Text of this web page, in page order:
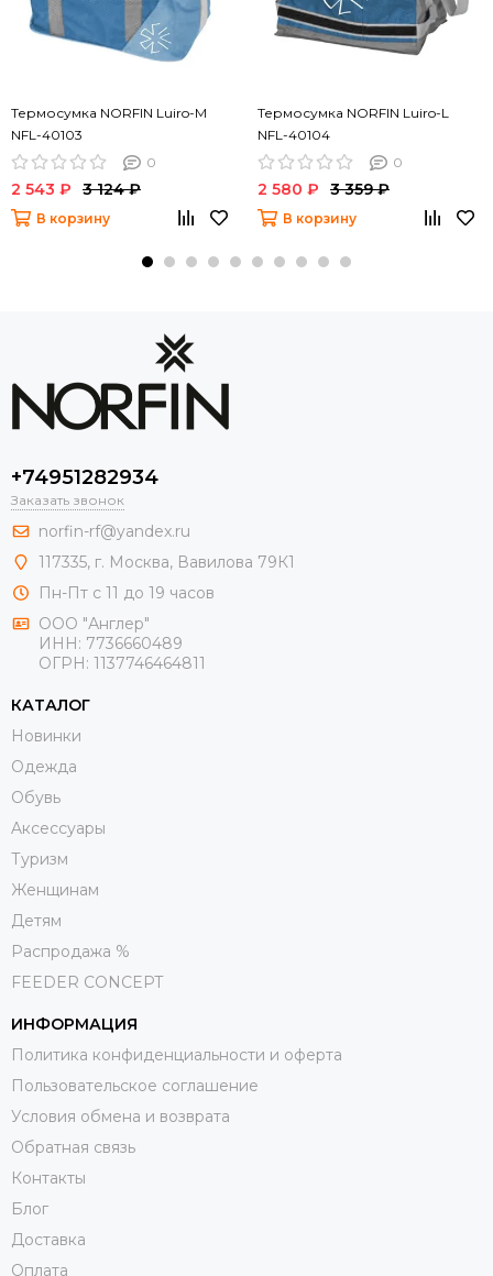
Термосумка NORFIN Luiro-M
NFL-40103
0
2 543 ₽ 3 124 ₽
В корзину
Термосумка NORFIN Luiro-L
NFL-40104
0
2 580 ₽ 3 359 ₽
В корзину
+74951282934
Заказать звонок
norfin-rf@yandex.ru
117335, г. Москва, Вавилова 79К1
Пн-Пт с 11 до 19 часов
ООО "Англер"
ИНН: 7736660489
ОГРН: 1137746464811
КАТАЛОГ
Новинки
Одежда
Обувь
Aксессуары
Туризм
Женщинам
Детям
Распродажа %
FEEDER CONCEPT
ИНФОРМАЦИЯ
Политика конфиденциальности и оферта
Пользовательское соглашение
Условия обмена и возврата
Обратная связь
Контакты
Блог
Доставка
Оплата